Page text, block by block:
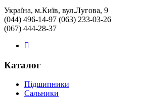
Україна, м.Київ, вул.Лугова, 9
(044) 496-14-97 (063) 233-03-26
(067) 444-28-37
Каталог
Підшипники
Сальники